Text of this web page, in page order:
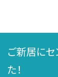
ご新居にセ
た！